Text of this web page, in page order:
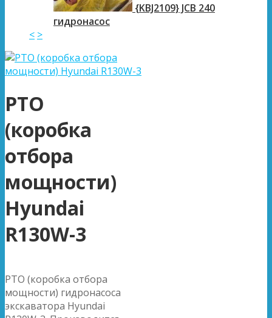
{KBJ2109} JCB 240
гидронасос
< >
PTO
(коробка
отбора
мощности)
Hyundai
R130W-3
PTO (коробка отбора
мощности) гидронасоса
экскаватора Hyundai